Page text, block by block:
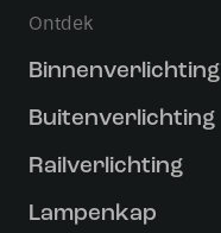
Ontdek
Binnenverlichting
Buitenverlichting
Railverlichting
Lampenkap